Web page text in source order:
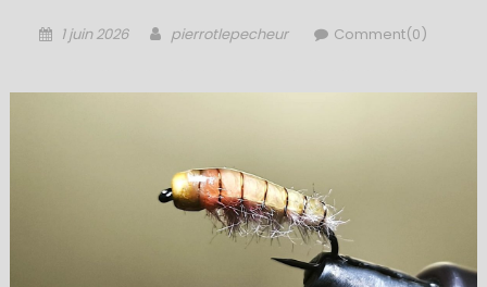
Posted
1 juin 2026 Author
pierrotlepecheur Comment(0)